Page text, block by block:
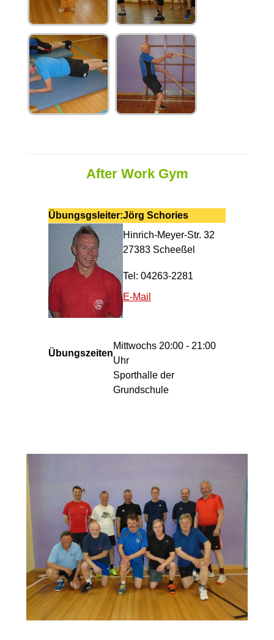
After Work Gym
Übungsgsleiter:Jörg Schories
Hinrich-Meyer-Str. 32
27383 Scheeßel
Tel: 04263-2281
E-Mail
Übungszeiten
Mittwochs 20:00 - 21:00
Uhr
Sporthalle der
Grundschule